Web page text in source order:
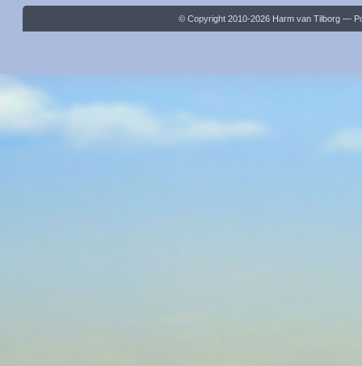
© Copyright 2010-2026 Harm van Tilborg —